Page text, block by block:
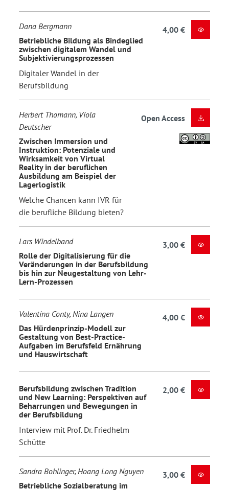
Dana Bergmann
Betriebliche Bildung als Bindeglied
zwischen digitalem Wandel und
Subjektivierungsprozessen
Digitaler Wandel in der
Berufsbildung
4,00 €
Herbert Thomann, Viola
Deutscher
Zwischen Immersion und
Instruktion: Potenziale und
Wirksamkeit von Virtual
Reality in der beruflichen
Ausbildung am Beispiel der
Lagerlogistik
Welche Chancen kann IVR für
die berufliche Bildung bieten?
Open Access
Lars Windelband
Rolle der Digitalisierung für die
Veränderungen in der Berufsbildung
bis hin zur Neugestaltung von Lehr-
Lern-Prozessen
3,00 €
Valentina Conty, Nina Langen
Das Hürdenprinzip-Modell zur
Gestaltung von Best-Practice-
Aufgaben im Berufsfeld Ernährung
und Hauswirtschaft
4,00 €
Berufsbildung zwischen Tradition
und New Learning: Perspektiven auf
Beharrungen und Bewegungen in
der Berufsbildung
Interview mit Prof. Dr. Friedhelm
Schütte
2,00 €
Sandra Bohlinger, Hoang Long Nguyen
Betriebliche Sozialberatung im
3,00 €